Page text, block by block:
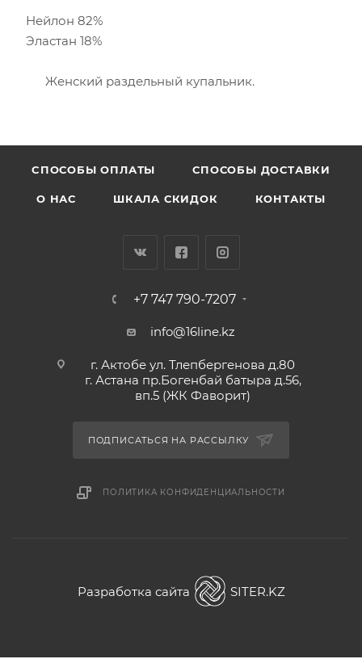
Нейлон 82%
Эластан 18%
Женский раздельный купальник.
CПОСОБЫ ОПЛАТЫ СПОСОБЫ ДОСТАВКИ
О НАС ШКАЛА СКИДОК КОНТАКТЫ
+7 747 790-7207
info@16line.kz
г. Актобе ул. Тлепбергенова д.80
г. Астана пр.Богенбай батыра д.56,
вп.5 (ЖК Фаворит)
ПОДПИСАТЬСЯ НА РАССЫЛКУ
ПОЛИТИКА КОНФИДЕНЦИАЛЬНОСТИ
Разработка сайта SITER.KZ